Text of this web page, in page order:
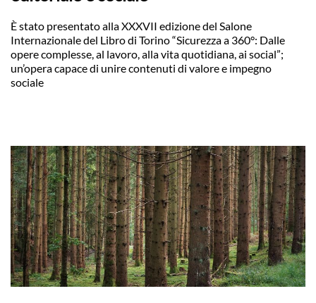
È stato presentato alla XXXVII edizione del Salone
Internazionale del Libro di Torino “Sicurezza a 360°: Dalle
opere complesse, al lavoro, alla vita quotidiana, ai social”;
un’opera capace di unire contenuti di valore e impegno
sociale